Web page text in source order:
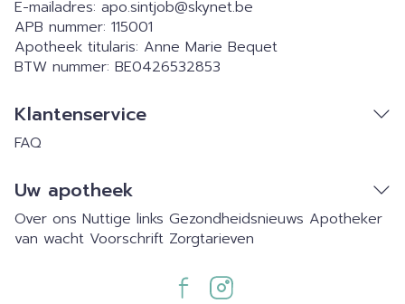
E-mailadres: apo.sintjob@skynet.be
APB nummer: 115001
Apotheek titularis: Anne Marie Bequet
BTW nummer: BE0426532853
Klantenservice
FAQ
Uw apotheek
Over ons Nuttige links Gezondheidsnieuws Apotheker
van wacht Voorschrift Zorgtarieven